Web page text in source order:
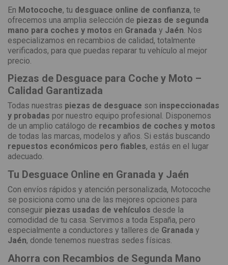
En Motocoche, tu desguace online de confianza, te
ofrecemos una amplia selección de piezas de segunda
mano para coches y motos en Granada y Jaén . Nos
especializamos en recambios de calidad, totalmente
verificados, para que puedas reparar tu vehículo al mejor
precio.
Piezas de Desguace para Coche y Moto –
Calidad Garantizada
Todas nuestras piezas de desguace son inspeccionadas
y probadas por nuestro equipo profesional. Disponemos
de un amplio catálogo de recambios de coches y motos
de todas las marcas, modelos y años. Si estás buscando
repuestos económicos pero fiables, estás en el lugar
adecuado.
Tu Desguace Online en Granada y Jaén
Con envíos rápidos y atención personalizada, Motocoche
se posiciona como una de las mejores opciones para
conseguir piezas usadas de vehículos desde la
comodidad de tu casa. Servimos a toda España, pero
especialmente a conductores y talleres de Granada y
Jaén, donde tenemos nuestras sedes físicas.
Ahorra con Recambios de Segunda Mano